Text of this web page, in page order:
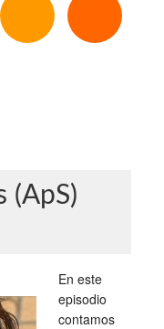
(ApS)
En este
episodio
contamos